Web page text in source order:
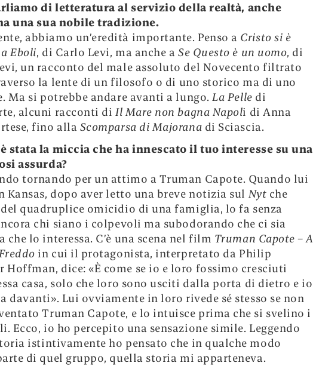
di letteratura al servizio della realtà, anche
una sua nobile tradizione.
abbiamo un’eredità importante. Penso a Cristo si è
Eboli, di Carlo Levi, ma anche aSe Questo è un uomo, di
un racconto del male assoluto del Novecento filtrato
la lente di un filosofo o di uno storico ma di uno
Ma si potrebbe andare avanti a lungo.La Pelle di
alcuni racconti di Il Mare non bagna Napoli di Anna
fino alla Scomparsa di Majorana di Sciascia.
stata la miccia che ha innescato il tuo interesse su una
assurda?
tornando per un attimo a Truman Capote. Quando lui
Kansas, dopo aver letto una breve notizia sul Nyt che
quadruplice omicidio di una famiglia, lo fa senza
chi siano i colpevoli ma subodorando che ci sia
che lo interessa. C’è una scena nel film Truman Capote – A
in cui il protagonista, interpretato da Philip
Hoffman, dice: «È come se io e loro fossimo cresciuti
casa, solo che loro sono usciti dalla porta di dietro e io
davanti». Lui ovviamente in loro rivede sé stesso se non
Truman Capote, e lo intuisce prima che si svelino i
Ecco, io ho percepito una sensazione simile. Leggendo
istintivamente ho pensato che in qualche modo
di quel gruppo, quella storia mi apparteneva.